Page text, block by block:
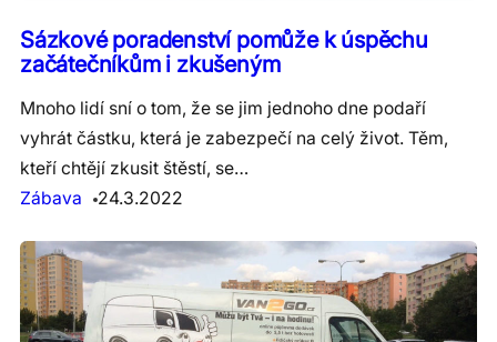
Sázkové poradenství pomůže k úspěchu
začátečníkům i zkušeným
Mnoho lidí sní o tom, že se jim jednoho dne podaří
vyhrát částku, která je zabezpečí na celý život. Těm,
kteří chtějí zkusit štěstí, se…
Zábava
24.3.2022